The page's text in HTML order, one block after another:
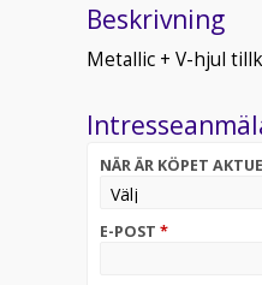
Beskrivning
Metallic + V-hjul
NÄR ÄR KÖPET
E-POST *